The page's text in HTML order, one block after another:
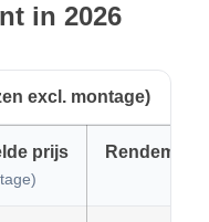
in 2026
excl. montage)
prijs Rendement